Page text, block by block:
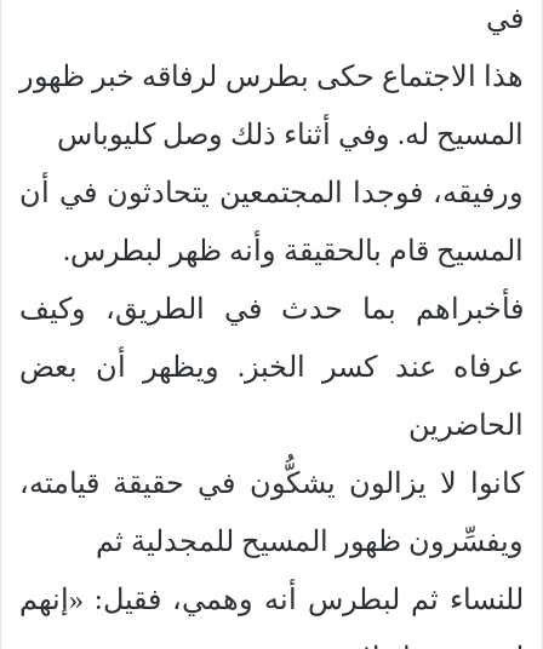
في
هذا الاجتماع حكى بطرس لرفاقه خبر ظهور
المسيح له. وفي أثناء ذلك وصل كليوباس
ورفيقه، فوجدا المجتمعين يتحادثون في أن
المسيح قام بالحقيقة وأنه ظهر لبطرس.
فأخبراهم بما حدث في الطريق، وكيف
عرفاه عند كسر الخبز. ويظهر أن بعض
الحاضرين
كانوا لا يزالون يشكُّون في حقيقة قيامته،
ويفسِّرون ظهور المسيح للمجدلية ثم
للنساء ثم لبطرس أنه وهمي، فقيل: «إنهم